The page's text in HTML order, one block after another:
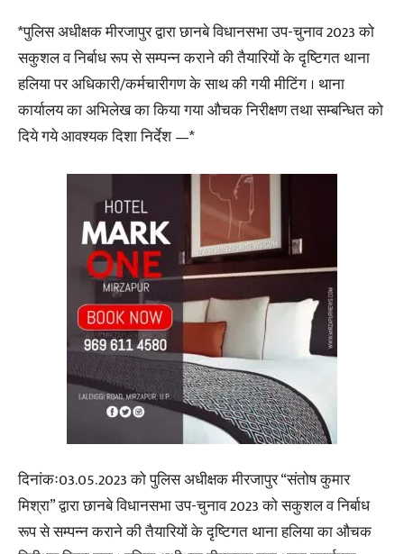
*पुलिस अधीक्षक मीरजापुर द्वारा छानबे विधानसभा उप-चुनाव 2023 को
सकुशल व निर्बाध रूप से सम्पन्न कराने की तैयारियों के दृष्टिगत थाना
हलिया पर अधिकारी/कर्मचारीगण के साथ की गयी मीटिंग । थाना
कार्यालय का अभिलेख का किया गया औचक निरीक्षण तथा सम्बन्धित को
दिये गये आवश्यक दिशा निर्देश —*
दिनांकः03.05.2023 को पुलिस अधीक्षक मीरजापुर “संतोष कुमार
मिश्रा” द्वारा छानबे विधानसभा उप-चुनाव 2023 को सकुशल व निर्बाध
रूप से सम्पन्न कराने की तैयारियों के दृष्टिगत थाना हलिया का औचक